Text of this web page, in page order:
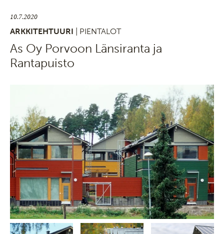
10.7.2020
ARKKITEHTUURI
| PIENTALOT
As Oy Porvoon Länsiranta ja
Rantapuisto